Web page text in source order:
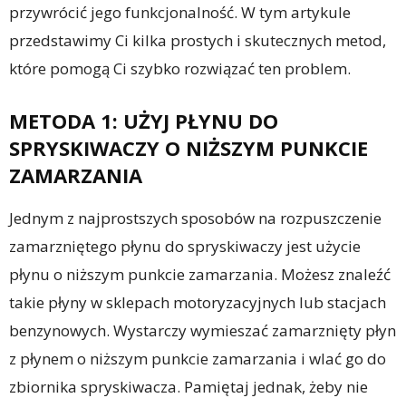
przywrócić jego funkcjonalność. W tym artykule
przedstawimy Ci kilka prostych i skutecznych metod,
które pomogą Ci szybko rozwiązać ten problem.
METODA 1: UŻYJ PŁYNU DO
SPRYSKIWACZY O NIŻSZYM PUNKCIE
ZAMARZANIA
Jednym z najprostszych sposobów na rozpuszczenie
zamarzniętego płynu do spryskiwaczy jest użycie
płynu o niższym punkcie zamarzania. Możesz znaleźć
takie płyny w sklepach motoryzacyjnych lub stacjach
benzynowych. Wystarczy wymieszać zamarznięty płyn
z płynem o niższym punkcie zamarzania i wlać go do
zbiornika spryskiwacza. Pamiętaj jednak, żeby nie